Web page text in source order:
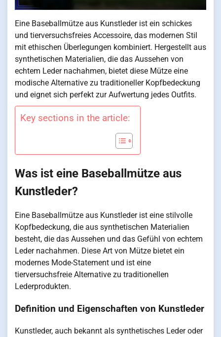
Eine Baseballmütze aus Kunstleder ist ein schickes
und tierversuchsfreies Accessoire, das modernen Stil
mit ethischen Überlegungen kombiniert. Hergestellt aus
synthetischen Materialien, die das Aussehen von
echtem Leder nachahmen, bietet diese Mütze eine
modische Alternative zu traditioneller Kopfbedeckung
und eignet sich perfekt zur Aufwertung jedes Outfits.
Key sections in the article:
Was ist eine Baseballmütze aus
Kunstleder?
Eine Baseballmütze aus Kunstleder ist eine stilvolle
Kopfbedeckung, die aus synthetischen Materialien
besteht, die das Aussehen und das Gefühl von echtem
Leder nachahmen. Diese Art von Mütze bietet ein
modernes Mode-Statement und ist eine
tierversuchsfreie Alternative zu traditionellen
Lederprodukten.
Definition und Eigenschaften von Kunstleder
Kunstleder, auch bekannt als synthetisches Leder oder